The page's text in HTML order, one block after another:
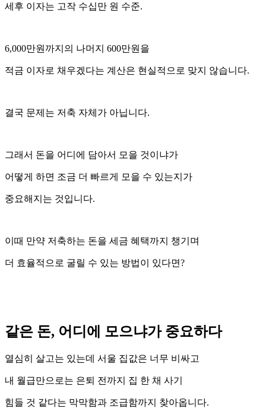
세후 이자는 고작 수십만 원 수준.
6,000만원까지의 나머지 600만원을
적금 이자로 채우겠다는 계산은 현실적으로 맞지 않습니다.
결국 문제는 저축 자체가 아닙니다.
그래서 돈을 어디에 담아서 모을 것이냐가
어떻게 하면 조금 더 빠르게 모을 수 있는지가
중요해지는 것입니다.
이때 만약 저축하는 돈을 세금 혜택까지 챙기며
더 효율적으로 굴릴 수 있는 방법이 있다면?
같은 돈, 어디에 모으냐가 중요하다
열심히 살고는 있는데 서울 집값은 너무 비싸고
내 월급만으로는 은퇴 전까지 집 한 채 사기
힘들 것 같다는 막막함과 조급함까지 찾아옵니다.